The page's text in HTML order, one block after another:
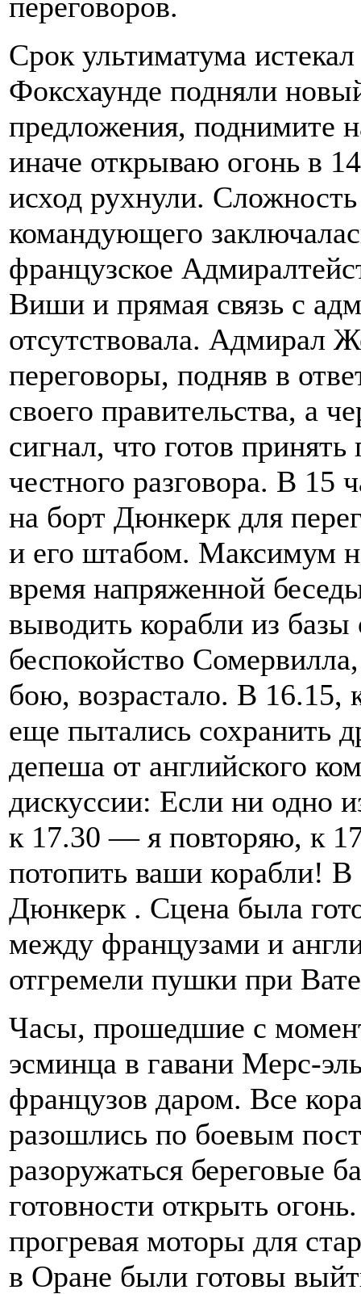
Срок ультиматума
Фоксхаунде подняли
предложения, поднимите
иначе открываю огонь в
исход рухнули.
командующего
французское
Виши и прямая связь с
отсутствовала. Адмирал
переговоры, подняв в
своего правительства, а
сигнал, что готов
честного разговора. В 15
на борт Дюнкерк для
и его штабом. Максимум
время напряженной
выводить корабли из
беспокойство
бою, возрастало. В 16.15,
еще пытались сохранить
депеша от английского
дискуссии: Если ни одно
к 17.30 — я повторяю, к
потопить ваши корабли!
Дюнкерк . Сцена была
между французами и
отгремели пушки при
Часы, прошедшие с
эсминца в гавани Мерс-
французов даром. Все
разошлись по боевым
разоружаться береговые
готовности открыть
прогревая моторы для
в Оране были готовы